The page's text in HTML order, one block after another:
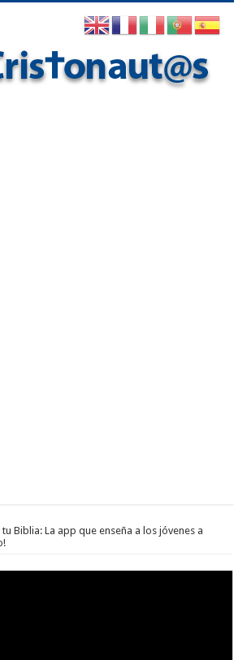
Biblia: La app que enseña a los jóvenes a